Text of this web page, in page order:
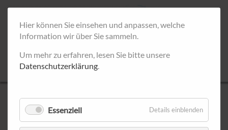
UNSERE INFOSTÄNDE
Hier können Sie einsehen und anpassen, welche
Information wir über Sie sammeln.
Um mehr zu erfahren, lesen Sie bitte unsere
Datenschutzerklärung.
Essenziell Details einblenden